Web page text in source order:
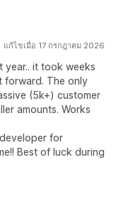
แก้ไขเมื่อ 17 กรกฎาคม 2026
year.. it took weeks
forward. The only
(5k+) customer
amounts. Works
for
Best of luck during